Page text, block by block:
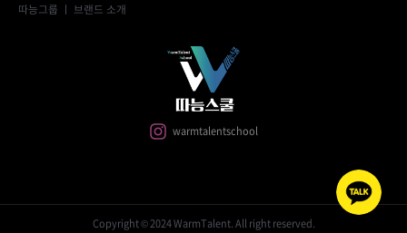
따능그룹 ㅣ 브랜드 소개
warmtalentschool
Copyright © 2024 WarmTalent. All right reserved.